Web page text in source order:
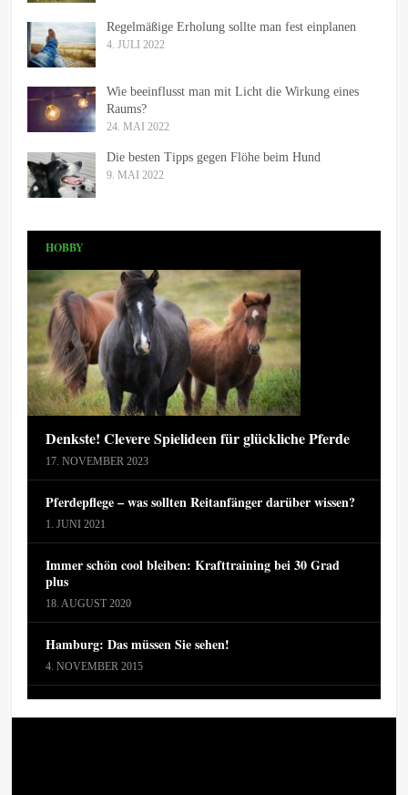
Regelmäßige Erholung sollte man fest einplanen
4. JULI 2022
Wie beeinflusst man mit Licht die Wirkung eines
Raums?
24. MAI 2022
Die besten Tipps gegen Flöhe beim Hund
9. MAI 2022
HOBBY
Denkste! Clevere Spielideen für glückliche Pferde
17. NOVEMBER 2023
Pferdepflege – was sollten Reitanfänger darüber wissen?
1. JUNI 2021
Immer schön cool bleiben: Krafttraining bei 30 Grad
plus
18. AUGUST 2020
Hamburg: Das müssen Sie sehen!
4. NOVEMBER 2015